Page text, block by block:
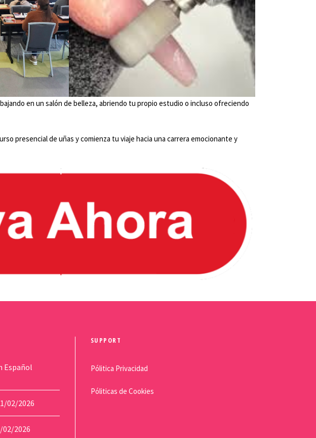
en un salón de belleza, abriendo tu propio estudio o incluso ofreciendo
presencial de uñas y comienza tu viaje hacia una carrera emocionante y
Español
02/2026
02/2026
SUPPORT
Pólitica Privacidad
Póliticas de Cookies